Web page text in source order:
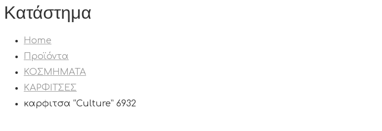
Κατάστημα
Home
Προϊόντα
ΚΟΣΜΗΜΑΤΑ
ΚΑΡΦΙΤΣΕΣ
καρφιτσα “Culture” 6932